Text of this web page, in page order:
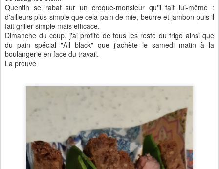
Quentin se rabat sur un croque-monsieur qu'il fait lui-même :
d'ailleurs plus simple que cela pain de mie, beurre et jambon puis il
fait griller simple mais efficace.
Dimanche du coup, j'ai profité de tous les reste du frigo ainsi que
du pain spécial "All black" que j'achète le samedi matin à la
boulangerie en face du travail.
La preuve